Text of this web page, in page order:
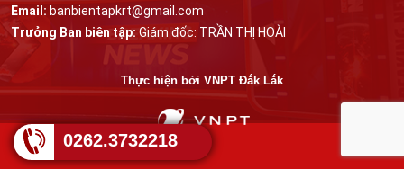
Email: banbientapkrt@gmail.com
Trưởng Ban biên tập: Giám đốc: TRẦN THỊ HOÀI
Thực hiện bởi VNPT Đắk Lắk
0262.3732218